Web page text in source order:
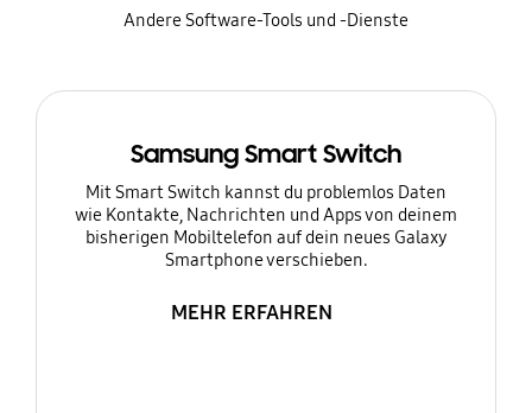
Andere Software-Tools und -Dienste
Samsung Smart Switch
Mit Smart Switch kannst du problemlos Daten
wie Kontakte, Nachrichten und Apps von deinem
bisherigen Mobiltelefon auf dein neues Galaxy
Smartphone verschieben.
MEHR ERFAHREN